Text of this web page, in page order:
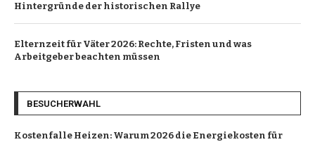
Hintergründe der historischen Rallye
Elternzeit für Väter 2026: Rechte, Fristen und was
Arbeitgeber beachten müssen
BESUCHERWAHL
Kostenfalle Heizen: Warum 2026 die Energiekosten für